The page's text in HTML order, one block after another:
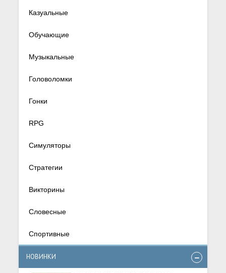
Казуальные
Обучающие
Музыкальные
Головоломки
Гонки
RPG
Симуляторы
Стратегии
Викторины
Словесные
Спортивные
НОВИНКИ